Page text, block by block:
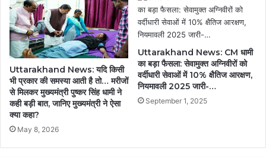
Uttarakhand News: यदि किसी
भी प्रकार की समस्या आती है तो… मरीजों
से मिलकर मुख्यमंत्री पुष्कर सिंह धामी ने
कही बड़ी बात, जानिए मुख्यमंत्री ने ऐसा
क्या कहा?
May 8, 2026
Uttarakhand News: CM धामी
का बड़ा फैसला: सेवामुक्त अग्निवीरों को
वर्दीधारी सेवाओं में 10% क्षैतिज आरक्षण,
नियमावली 2025 जारी-…
September 1, 2025